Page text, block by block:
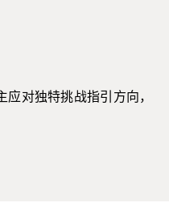
对独特挑战指引方向，